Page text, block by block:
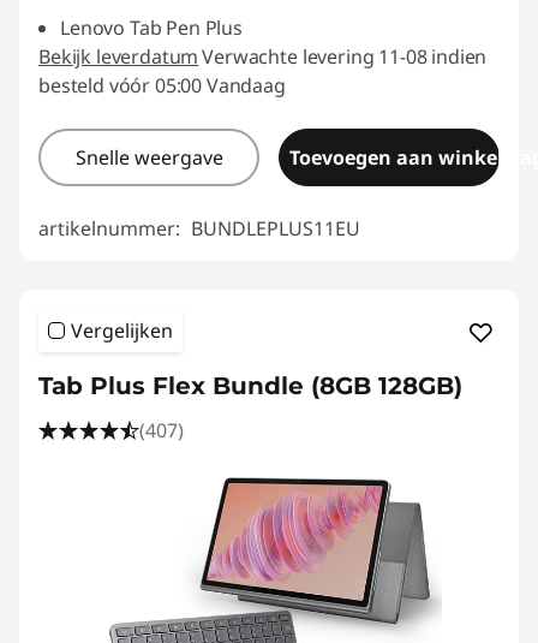
Lenovo Tab Pen Plus
Bekijk leverdatumVerwachte levering 11-08 indien
besteld vóór 05:00 Vandaag
Snelle weergave Toevoegen aan
artikelnummer: BUNDLEPLUS11EU
Vergelijken
Tab Plus Flex Bundle (8GB 128GB)
(407)